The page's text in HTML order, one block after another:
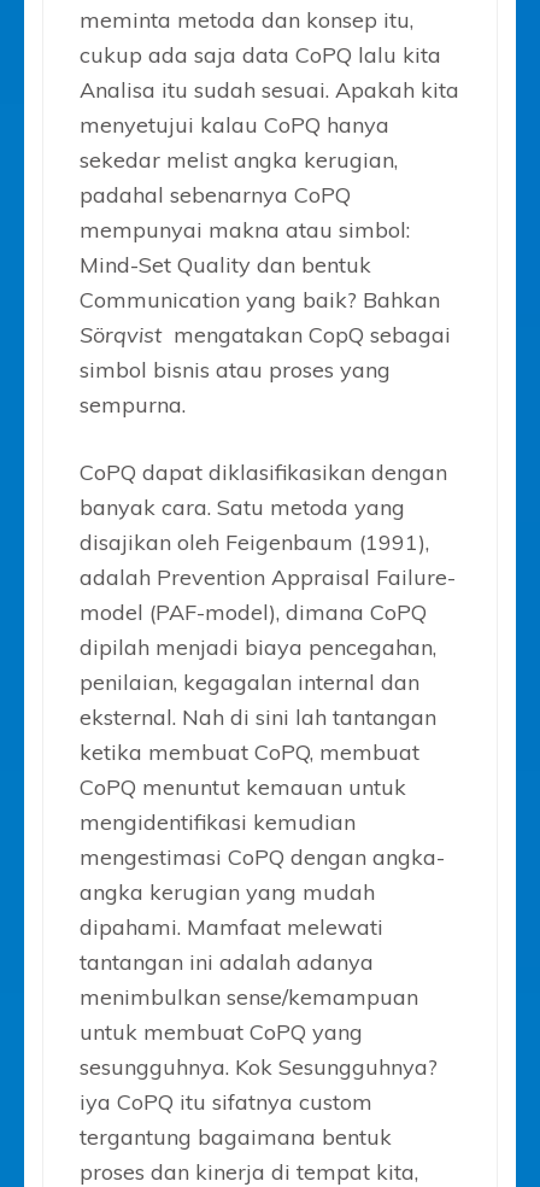
meminta metoda dan konsep itu,
cukup ada saja data CoPQ lalu kita
Analisa itu sudah sesuai. Apakah kita
menyetujui kalau CoPQ hanya
sekedar melist angka kerugian,
padahal sebenarnya CoPQ
mempunyai makna atau simbol:
Mind-Set Quality dan bentuk
Communication yang baik? Bahkan
Sörqvist mengatakan CopQ sebagai
simbol bisnis atau proses yang
sempurna.
CoPQ dapat diklasifikasikan dengan
banyak cara. Satu metoda yang
disajikan oleh Feigenbaum (1991),
adalah Prevention Appraisal Failure-
model (PAF-model), dimana CoPQ
dipilah menjadi biaya pencegahan,
penilaian, kegagalan internal dan
eksternal. Nah di sini lah tantangan
ketika membuat CoPQ, membuat
CoPQ menuntut kemauan untuk
mengidentifikasi kemudian
mengestimasi CoPQ dengan angka-
angka kerugian yang mudah
dipahami. Mamfaat melewati
tantangan ini adalah adanya
menimbulkan sense/kemampuan
untuk membuat CoPQ yang
sesungguhnya. Kok Sesungguhnya?
iya CoPQ itu sifatnya custom
tergantung bagaimana bentuk
proses dan kinerja di tempat kita,